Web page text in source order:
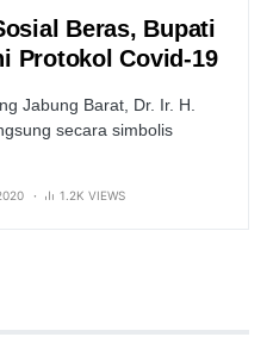
Beras, Bupati
Protokol Covid-19
Jabung Barat, Dr. Ir. H.
secara simbolis
1.2K VIEWS